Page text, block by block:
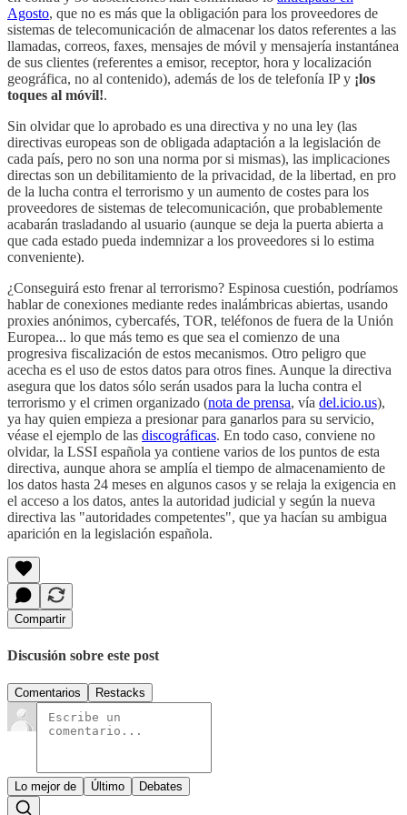
Agosto, que no es más que la obligación para los proveedores de
sistemas de telecomunicación de almacenar los datos referentes a las
llamadas, correos, faxes, mensajes de móvil y mensajería instantánea
de sus clientes (referentes a emisor, receptor, hora y localización
geográfica, no al contenido), además de los de telefonía IP y ¡los
toques al móvil!.
Sin olvidar que lo aprobado es una directiva y no una ley (las
directivas europeas son de obligada adaptación a la legislación de
cada país, pero no son una norma por si mismas), las implicaciones
directas son un debilitamiento de la privacidad, de la libertad, en pro
de la lucha contra el terrorismo y un aumento de costes para los
proveedores de sistemas de telecomunicación, que probablemente
acabarán trasladando al usuario (aunque se deja la puerta abierta a
que cada estado pueda indemnizar a los proveedores si lo estima
conveniente).
¿Conseguirá esto frenar al terrorismo? Espinosa cuestión, podríamos
hablar de conexiones mediante redes inalámbricas abiertas, usando
proxies anónimos, cybercafés, TOR, teléfonos de fuera de la Unión
Europea... lo que más temo es que sea el comienzo de una
progresiva fiscalización de estos mecanismos. Otro peligro que
acecha es el uso de estos datos para otros fines. Aunque la directiva
asegura que los datos sólo serán usados para la lucha contra el
terrorismo y el crimen organizado (nota de prensa, vía del.icio.us),
ya hay quien empieza a presionar para ganarlos para su servicio,
véase el ejemplo de las discográficas. En todo caso, conviene no
olvidar, la LSSI española ya contiene varios de los puntos de esta
directiva, aunque ahora se amplía el tiempo de almacenamiento de
los datos hasta 24 meses en algunos casos y se relaja la exigencia en
el acceso a los datos, antes la autoridad judicial y según la nueva
directiva las "autoridades competentes", que ya hacían su ambigua
aparición en la legislación española.
Compartir
Discusión sobre este post
Comentarios Restacks
Lo mejor de Último Debates